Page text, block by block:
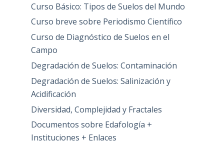
Curso Básico: Tipos de Suelos del Mundo
Curso breve sobre Periodismo Científico
Curso de Diagnóstico de Suelos en el
Campo
Degradación de Suelos: Contaminación
Degradación de Suelos: Salinización y
Acidificación
Diversidad, Complejidad y Fractales
Documentos sobre Edafología +
Instituciones + Enlaces